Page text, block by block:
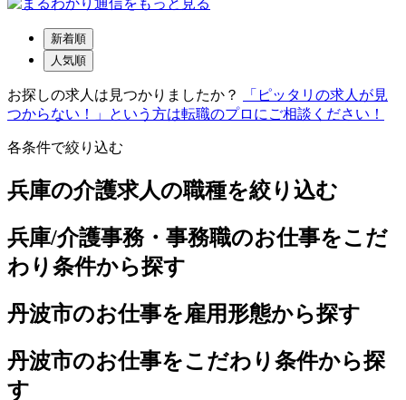
新着順
人気順
お探しの求人は見つかりましたか？
「ピッタリの求人が見
つからない！」という方は転職のプロにご相談ください！
各条件で絞り込む
兵庫の介護求人の職種を絞り込む
兵庫/介護事務・事務職のお仕事をこだ
わり条件から探す
丹波市のお仕事を雇用形態から探す
丹波市のお仕事をこだわり条件から探
す